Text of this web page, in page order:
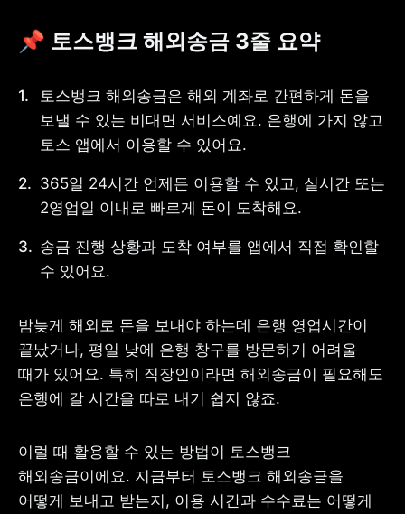
주소 : 06133 서울특별시 강남구
대표 : 이은미
고객센터
전화 : 1661-7654(24시간 연중무휴)
해외전화 : +82-2-6975-9000
이메일 : help@tossbank.com
처리방침
이용자유의사항
보호금융상품등록부
상품공시실
공지사항
📌 토스뱅크 해외송금 3줄 요약
토스뱅크 해외송금은 해외 계좌로 간편하게 돈을
보낼 수 있는 비대면 서비스예요. 은행에 가지 않고
토스 앱에서 이용할 수 있어요.
365일 24시간 언제든 이용할 수 있고, 실시간 또는
2영업일 이내로 빠르게 돈이 도착해요.
송금 진행 상황과 도착 여부를 앱에서 직접 확인할
수 있어요.
밤늦게 해외로 돈을 보내야 하는데 은행 영업시간이
끝났거나, 평일 낮에 은행 창구를 방문하기 어려울
때가 있어요. 특히 직장인이라면 해외송금이 필요해도
은행에 갈 시간을 따로 내기 쉽지 않죠.
이럴 때 활용할 수 있는 방법이 토스뱅크
해외송금이에요. 지금부터 토스뱅크 해외송금을
어떻게 보내고 받는지, 이용 시간과 수수료는 어떻게